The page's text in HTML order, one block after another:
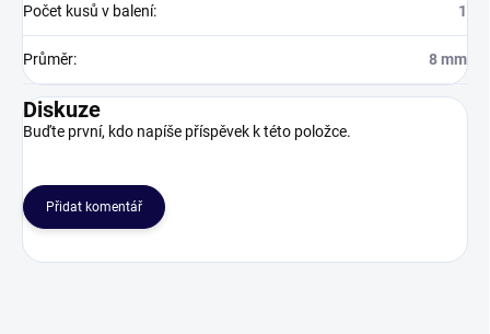
Počet kusů v balení: 1
Průměr: 8 mm
Diskuze
Buďte první, kdo napíše příspěvek k této položce.
Přidat komentář